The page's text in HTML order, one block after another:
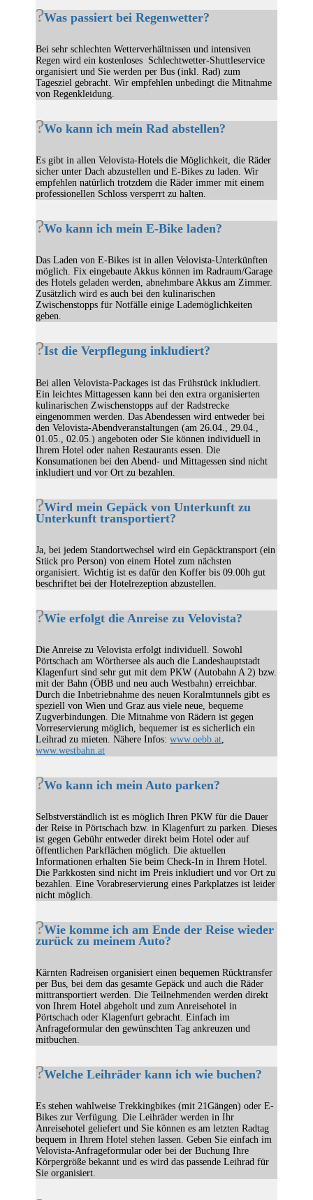
Was passiert bei Regenwetter?
Bei sehr schlechten Wetterverhältnissen und intensiven
Regen wird ein kostenloses Schlechtwetter-Shuttleservice
organisiert und Sie werden per Bus (inkl. Rad) zum
Tagesziel gebracht. Wir empfehlen unbedingt die Mitnahme
von Regenkleidung.
Wo kann ich mein Rad abstellen?
Es gibt in allen Velovista-Hotels die Möglichkeit, die Räder
sicher unter Dach abzustellen und E-Bikes zu laden. Wir
empfehlen natürlich trotzdem die Räder immer mit einem
professionellen Schloss versperrt zu halten.
Wo kann ich mein E-Bike laden?
Das Laden von E-Bikes ist in allen Velovista-Unterkünften
möglich. Fix eingebaute Akkus können im Radraum/Garage
des Hotels geladen werden, abnehmbare Akkus am Zimmer.
Zusätzlich wird es auch bei den kulinarischen
Zwischenstopps für Notfälle einige Lademöglichkeiten
geben.
Ist die Verpflegung inkludiert?
Bei allen Velovista-Packages ist das Frühstück inkludiert.
Ein leichtes Mittagessen kann bei den extra organisierten
kulinarischen Zwischenstopps auf der Radstrecke
eingenommen werden. Das Abendessen wird entweder bei
den Velovista-Abendveranstaltungen (am 26.04., 29.04.,
01.05., 02.05.) angeboten oder Sie können individuell in
Ihrem Hotel oder nahen Restaurants essen. Die
Konsumationen bei den Abend- und Mittagessen sind nicht
inkludiert und vor Ort zu bezahlen.
Wird mein Gepäck von Unterkunft zu
Unterkunft transportiert?
Ja, bei jedem Standortwechsel wird ein Gepäcktransport (ein
Stück pro Person) von einem Hotel zum nächsten
organisiert. Wichtig ist es dafür den Koffer bis 09.00h gut
beschriftet bei der Hotelrezeption abzustellen.
Wie erfolgt die Anreise zu Velovista?
Die Anreise zu Velovista erfolgt individuell. Sowohl
Pörtschach am Wörthersee als auch die Landeshauptstadt
Klagenfurt sind sehr gut mit dem PKW (Autobahn A 2) bzw.
mit der Bahn (ÖBB und neu auch Westbahn) erreichbar.
Durch die Inbetriebnahme des neuen Koralmtunnels gibt es
speziell von Wien und Graz aus viele neue, bequeme
Zugverbindungen. Die Mitnahme von Rädern ist gegen
Vorreservierung möglich, bequemer ist es sicherlich ein
Leihrad zu mieten. Nähere Infos:www.oebb.at
www.westbahn.at
Wo kann ich mein Auto parken?
Selbstverständlich ist es möglich Ihren PKW für die Dauer
der Reise in Pörtschach bzw. in Klagenfurt zu parken. Dieses
ist gegen Gebühr entweder direkt beim Hotel oder auf
öffentlichen Parkflächen möglich. Die aktuellen
Informationen erhalten Sie beim Check-In in Ihrem Hotel.
Die Parkkosten sind nicht im Preis inkludiert und vor Ort zu
bezahlen. Eine Vorabreservierung eines Parkplatzes ist leider
nicht möglich.
Wie komme ich am Ende der Reise wieder
zurück zu meinem Auto?
Kärnten Radreisen organisiert einen bequemen Rücktransfer
per Bus, bei dem das gesamte Gepäck und auch die Räder
mittransportiert werden. Die Teilnehmenden werden direkt
von Ihrem Hotel abgeholt und zum Anreisehotel in
Pörtschach oder Klagenfurt gebracht. Einfach im
Anfrageformular den gewünschten Tag ankreuzen und
mitbuchen.
Welche Leihräder kann ich wie buchen?
Es stehen wahlweise Trekkingbikes (mit 21Gängen) oder E-
Bikes zur Verfügung. Die Leihräder werden in Ihr
Anreisehotel geliefert und Sie können es am letzten Radtag
bequem in Ihrem Hotel stehen lassen. Geben Sie einfach im
Velovista-Anfrageformular oder bei der Buchung Ihre
Körpergröße bekannt und es wird das passende Leihrad für
Sie organisiert.